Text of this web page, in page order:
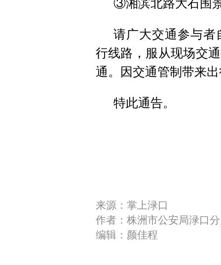
③湘滨北路大石围
请广大交通参与者
行线路，服从现场交
通。因交通管制带来
特此通告。
来源：掌上渌口
作者：株洲市公安局渌口
编辑：颜佳程